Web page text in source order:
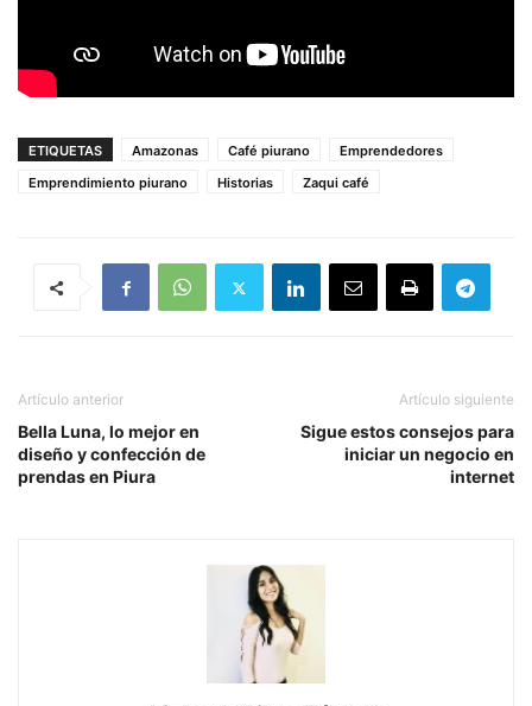
ETIQUETAS Amazonas Café piurano
Emprendedores
Emprendimiento piurano
Historias Zaqui café
Artículo anterior
Bella Luna, lo mejor en
diseño y confección de
prendas en Piura
Artículo siguiente
Sigue estos consejos para
iniciar un negocio en
internet